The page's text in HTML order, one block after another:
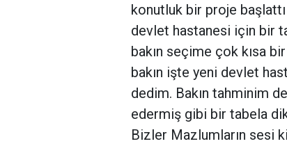
konutluk bir proje
devlet hastanesi için bir
bakın seçime çok kısa
bakın işte yeni devlet
dedim. Bakın tahminim
edermiş gibi bir tabela
Bizler Mazlumların sesi